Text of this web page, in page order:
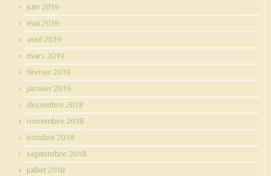
juin 2019
mai 2019
avril 2019
mars 2019
février 2019
janvier 2019
décembre 2018
novembre 2018
octobre 2018
septembre 2018
juillet 2018